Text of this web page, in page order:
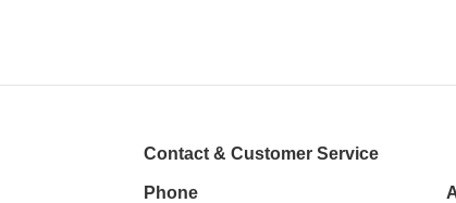
Contact & Customer Service
Phone